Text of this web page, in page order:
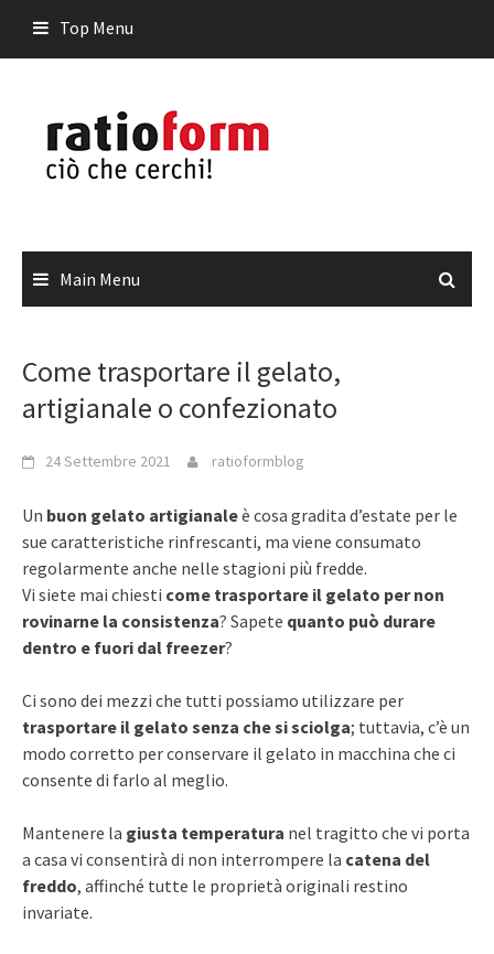
content
Top Menu
Main Menu
Come trasportare il gelato,
artigianale o confezionato
24 Settembre 2021 ratioformblog
Un buon gelato artigianaleè cosa gradita d’estate per le
sue caratteristiche rinfrescanti, ma viene consumato
regolarmente anche nelle stagioni più fredde.
Vi siete mai chiesti come trasportare il gelato per non
rovinarne la consistenza? Sapete quanto può durare
dentro e fuori dal freezer?
Ci sono dei mezzi che tutti possiamo utilizzare per
trasportare il gelato senza che si sciolga; tuttavia, c’è un
modo corretto per conservare il gelato in macchina che ci
consente di farlo al meglio.
Mantenere la giusta temperatura nel tragitto che vi porta
a casa vi consentirà di non interrompere la catena del
freddo, affinché tutte le proprietà originali restino
invariate.